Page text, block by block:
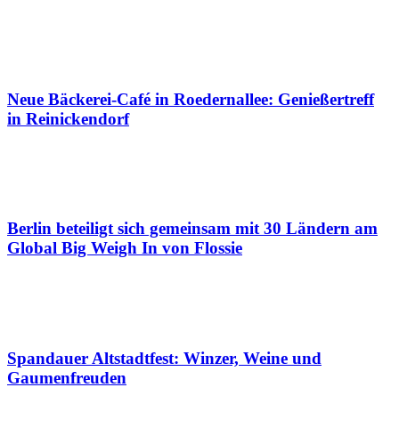
Neue Bäckerei-Café in Roedernallee: Genießertreff
in Reinickendorf
Berlin beteiligt sich gemeinsam mit 30 Ländern am
Global Big Weigh In von Flossie
Spandauer Altstadtfest: Winzer, Weine und
Gaumenfreuden